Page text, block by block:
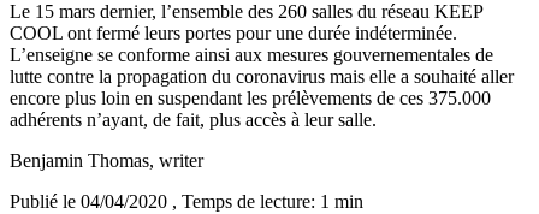
Le 15 mars dernier, l’ensemble des 260 salles du réseau KEEP
COOL ont fermé leurs portes pour une durée indéterminée.
L’enseigne se conforme ainsi aux mesures gouvernementales de
lutte contre la propagation du coronavirus mais elle a souhaité aller
encore plus loin en suspendant les prélèvements de ces 375.000
adhérents n’ayant, de fait, plus accès à leur salle.
Benjamin Thomas, writer
Publié le 04/04/2020 , Temps de lecture: 1 min